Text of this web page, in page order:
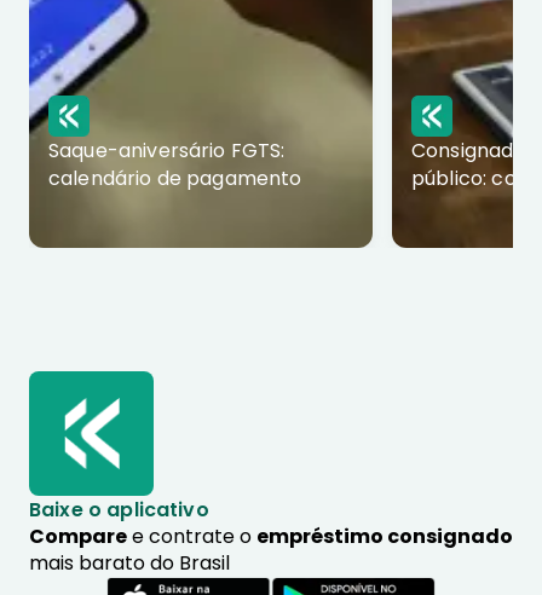
Saque-aniversário FGTS:
calendário de pagamento
Consignado
público:
Baixe o aplicativo
Comparee contrate o empréstimo consignado
mais barato do Brasil